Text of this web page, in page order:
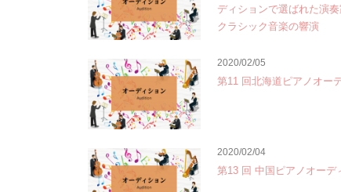
ディションで選ばれた演
クラシック音楽の響演
2020/02/05
第11 回北海道ピアノオー
2020/02/04
第13 回 中国ピアノオーデ